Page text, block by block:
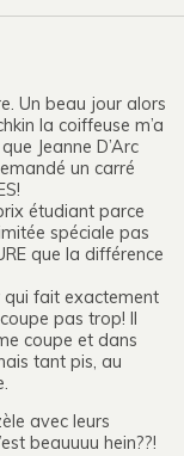
Un beau jour alors
la coiffeuse m’a
Jeanne D’Arc
un carré
étudiant parce
spéciale pas
que la différence
qui fait exactement
pas trop! Il
coupe et dans
tant pis, au
avec leurs
beauuuu hein??!